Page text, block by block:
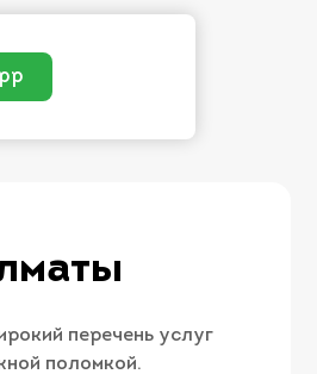
перечень услуг
поломкой.